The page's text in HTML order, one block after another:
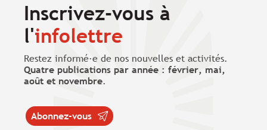
Inscrivez-vous à
l'infolettre
Restez informé·e de nos nouvelles et activités.
Quatre publications par année : février, mai,
août et novembre.
Abonnez-vous